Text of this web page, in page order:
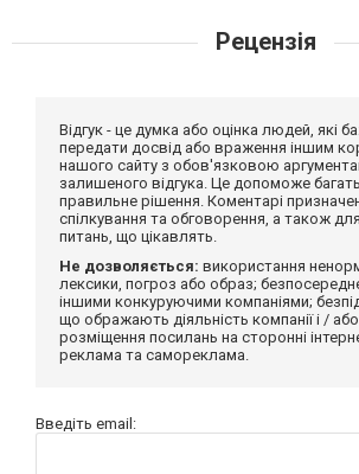
Рецензія
Відгук - це думка або оцінка людей, які
передати досвід або враження іншим
нашого сайту з обов'язковою
залишеного відгука. Це допоможе
правильне рішення. Коментарі
спілкування та обговорення, а також
питань, що цікавлять.
Не дозволяється: використання
лексики, погроз або образ;
іншими конкуруючими компаніями;
що ображають діяльність компанії і / або
розміщення посилань на сторонні
реклама та самореклама.
Введіть email: